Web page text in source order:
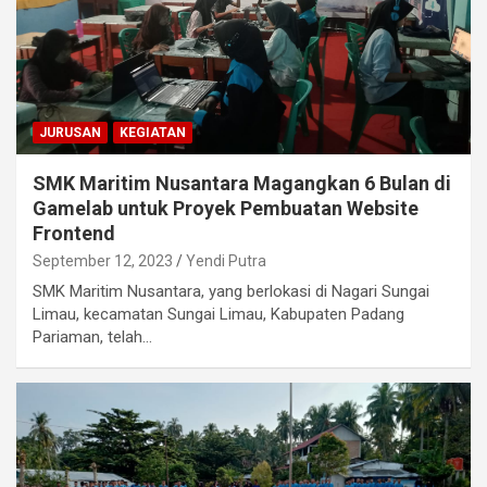
JURUSAN KEGIATAN
SMK Maritim Nusantara Magangkan 6 Bulan di
Gamelab untuk Proyek Pembuatan Website
Frontend
September 12, 2023 Yendi Putra
SMK Maritim Nusantara, yang berlokasi di Nagari Sungai
Limau, kecamatan Sungai Limau, Kabupaten Padang
Pariaman, telah…